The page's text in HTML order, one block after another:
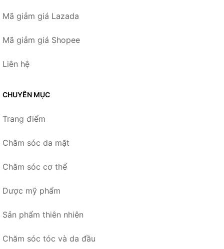
Mã giảm giá Lazada
Mã giảm giá Shopee
Liên hệ
CHUYÊN MỤC
Trang điểm
Chăm sóc da mặt
Chăm sóc cơ thể
Dược mỹ phẩm
Sản phẩm thiên nhiên
Chăm sóc tóc và da đầu